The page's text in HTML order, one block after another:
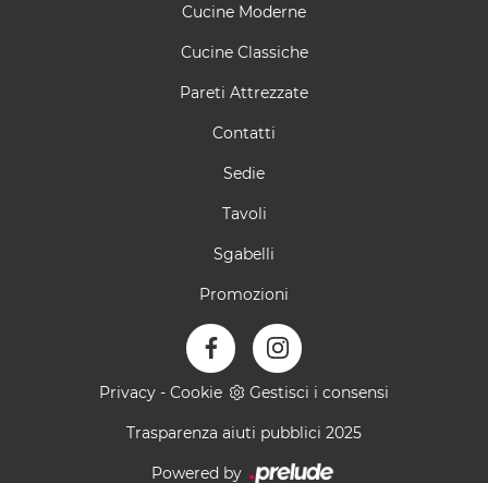
Cucine Moderne
Cucine Classiche
Pareti Attrezzate
Contatti
Sedie
Tavoli
Sgabelli
Promozioni
Privacy - Cookie Gestisci i consensi
Trasparenza aiuti pubblici 2025
Powered by